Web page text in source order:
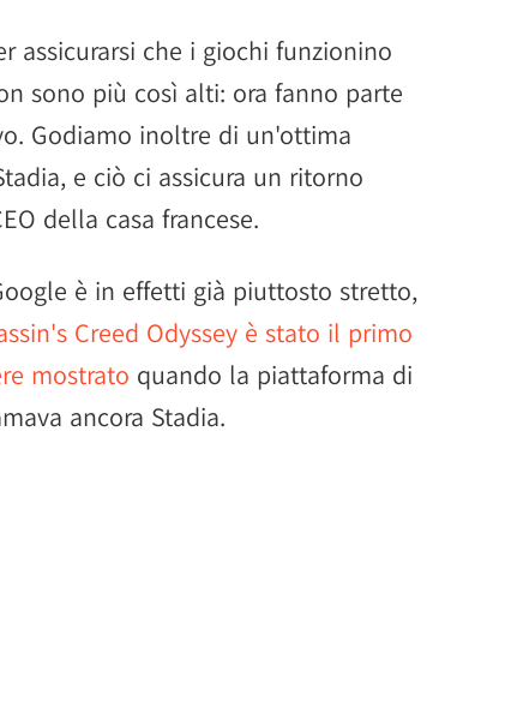
assicurarsi che i giochi funzionino
sono più così alti: ora fanno parte
Godiamo inoltre di un'ottima
e ciò ci assicura un ritorno
della casa francese.
è in effetti già piuttosto stretto,
Creed Odyssey è stato il primo
mostrato quando la piattaforma di
ancora Stadia.